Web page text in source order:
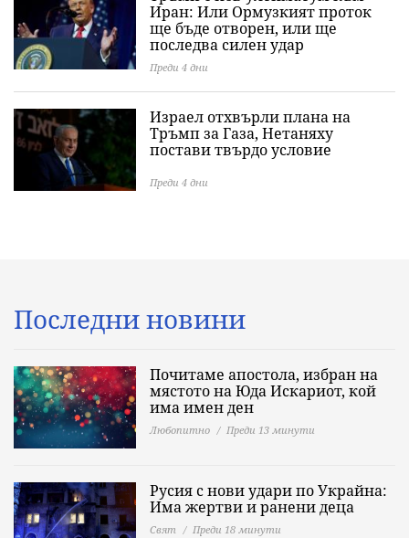
Иран: Или Ормузкият проток
ще бъде отворен, или ще
последва силен удар
Преди 4 дни
Израел отхвърли плана на
Тръмп за Газа, Нетаняху
постави твърдо условие
Преди 4 дни
Последни новини
Почитаме апостола, избран на
мястото на Юда Искариот, кой
има имен ден
Любопитно Преди 13 минути
Русия с нови удари по Украйна:
Има жертви и ранени деца
Свят Преди 18 минути